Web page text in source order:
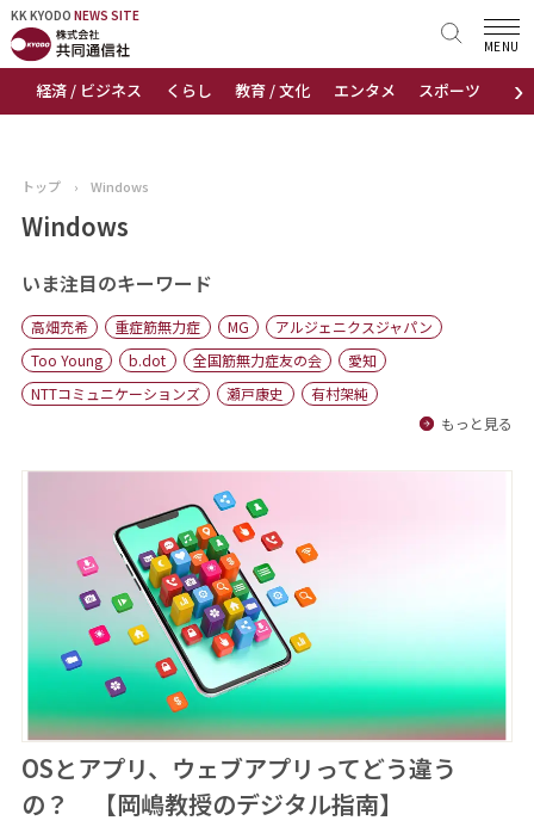
KK KYODO NEWS SITE
›
経済 / ビジネス くらし 教育 / 文化 エンタメ スポーツ 地域
MENU
KK KYODONEWS SITE
トップページ
ニュース
おすすめコンテンツ
出版物
会社概要
トップ › Windows
Windows
いま注目のキーワード
高畑充希 重症筋無力症 MG
アルジェニクスジャパン
Too Young
b.dot 全国筋無力症友の会
愛知
NTTコミュニケーションズ
瀬戸康史
有村架純
もっと見る
OSとアプリ、ウェブアプリってどう違う
の？ 【岡嶋教授のデジタル指南】